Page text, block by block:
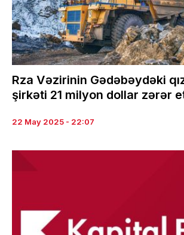
Rza Vəzirinin Gədəbəydəki
şirkəti 21 milyon dollar zərər
22 May 2025 - 22:07